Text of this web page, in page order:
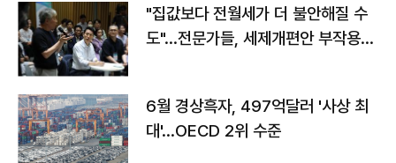
"집값보다 전월세가 더 불안해질 수
도"…전문가들, 세제개편안 부작용
6월 경상흑자, 497억달러 '사상 최
대'…OECD 2위 수준